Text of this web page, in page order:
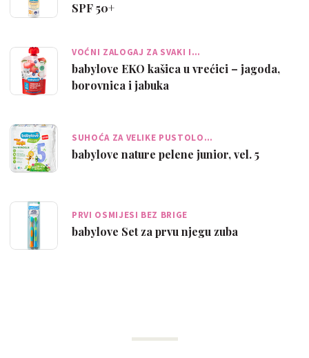
SPF 50+
VOĆNI ZALOGAJ ZA SVAKI I…
babylove EKO kašica u vrećici – jagoda,
borovnica i jabuka
SUHOĆA ZA VELIKE PUSTOLO…
babylove nature pelene junior, vel. 5
PRVI OSMIJESI BEZ BRIGE
babylove Set za prvu njegu zuba